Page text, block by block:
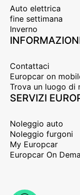
Auto elettrica
fine settimana
Inverno
Contattaci
Europcar on
Trova un luogo di
SERVIZI
Noleggio auto
Noleggio furgoni
My Europcar
Europcar On